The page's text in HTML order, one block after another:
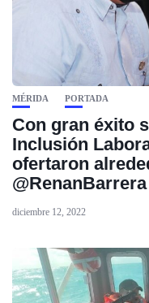
MÉRIDA PORTADA
Con gran éxito
Inclusión
ofertaron
@RenanBarrera
diciembre 12, 2022